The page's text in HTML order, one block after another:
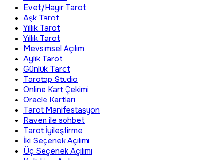
Evet/Hayır Tarot
Aşk Tarot
Yıllık Tarot
Yıllık Tarot
Mevsimsel Açılım
Aylık Tarot
Günlük Tarot
Tarotap Studio
Online Kart Çekimi
Oracle Kartları
Tarot Manifestasyon
Raven ile sohbet
Tarot İyileştirme
İki Seçenek Açılımı
Üç Seçenek Açılımı